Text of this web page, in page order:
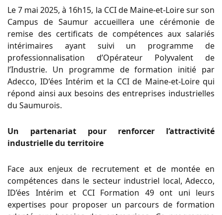
Le 7 mai 2025, à 16h15, la CCI de Maine-et-Loire sur son
Campus de Saumur accueillera une cérémonie de
remise des certificats de compétences aux salariés
intérimaires ayant suivi un programme de
professionnalisation d’Opérateur Polyvalent de
l’Industrie. Un programme de formation initié par
Adecco, ID’ées Intérim et la CCI de Maine-et-Loire qui
répond ainsi aux besoins des entreprises industrielles
du Saumurois.
Un partenariat pour renforcer l’attractivité
industrielle du territoire
Face aux enjeux de recrutement et de montée en
compétences dans le secteur industriel local, Adecco,
ID’ées Intérim et CCI Formation 49 ont uni leurs
expertises pour proposer un parcours de formation